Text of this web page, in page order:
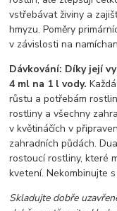
vstřebávat živiny a
hmyzu. Poměry
v závislosti na
Dávkování: Díky její
4 ml na 1 l vody.
růstu a potřebám
rostliny a všechny
v květináčích v
zahradních půdách.
rostoucí rostliny, které
kvetení. Nekombinujte
Skladujte dobře